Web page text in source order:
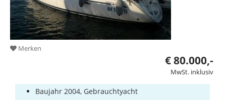
Merken
€ 80.000,-
MwSt. inklusiv
Baujahr 2004, Gebrauchtyacht